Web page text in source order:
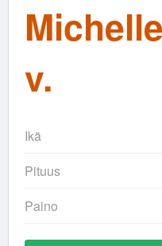
v.
Ikä
Pituus
Paino